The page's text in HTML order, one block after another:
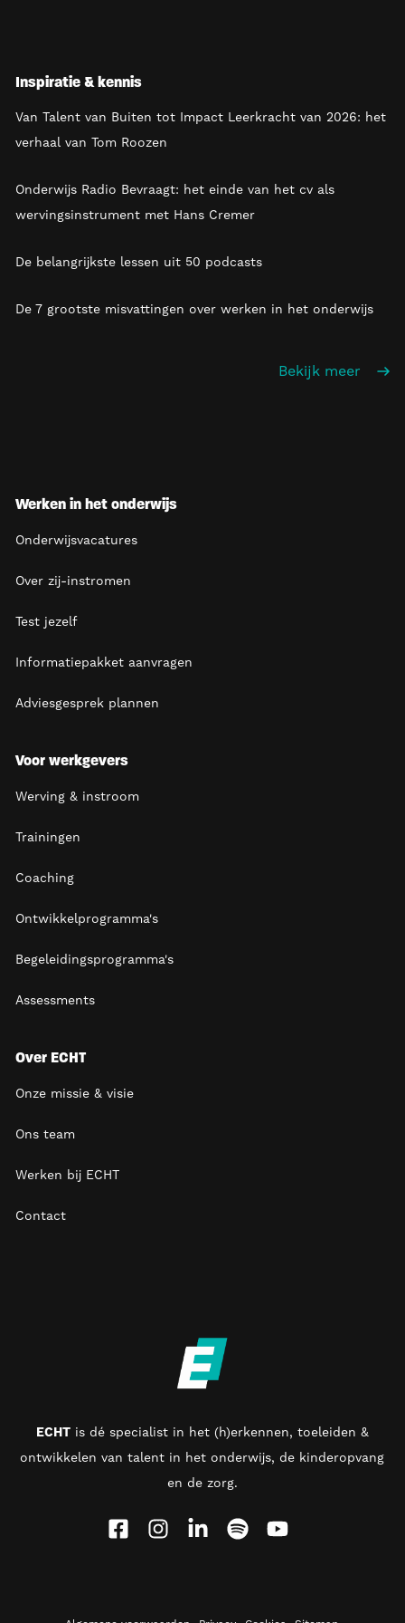
Inspiratie & kennis
Van Talent van Buiten tot Impact Leerkracht van 2026: het
verhaal van Tom Roozen
Onderwijs Radio Bevraagt: het einde van het cv als
wervingsinstrument met Hans Cremer
De belangrijkste lessen uit 50 podcasts
De 7 grootste misvattingen over werken in het onderwijs
Bekijk meer
ECHTis dé specialist in het (h)erkennen, toeleiden &
ontwikkelen van talent in het onderwijs, de kinderopvang
en de zorg.
Werken in het onderwijs
Onderwijsvacatures
Over zij-instromen
Test jezelf
Informatiepakket aanvragen
Adviesgesprek plannen
Voor werkgevers
Werving & instroom
Trainingen
Coaching
Ontwikkelprogramma's
Begeleidingsprogramma's
Assessments
Over ECHT
Onze missie & visie
Ons team
Werken bij ECHT
Contact